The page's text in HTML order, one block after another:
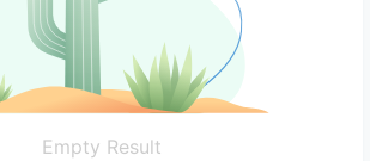
Empty Result